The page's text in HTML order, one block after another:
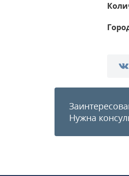
Нужна